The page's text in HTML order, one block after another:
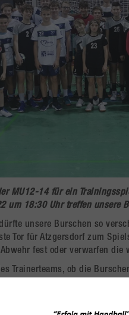
MU12-14 für ein
um 18:30 Uhr treffen unsere
unsere Burschen so
Tor für Atzgersdorf zum
fest oder verwarfen die
Trainerteams, ob die
größer waren, aber
Abstand doch zu verkürzen.
Spieler (2010)